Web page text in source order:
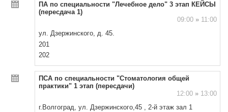
ПА по специальности "Лечебное дело" 3 этап КЕЙСЫ
(пересдача 1)
09:00 »11:00
ул. Дзержинского, д. 45.
201
202
ПСА по специальности "Стоматология общей
практики" 1 этап (пересдачи)
12:00 »13:00
г.Волгоград, ул. Дзержинского,45 , 2-й этаж зал 1